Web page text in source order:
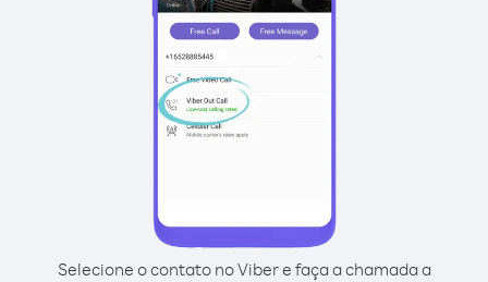
Selecione o contato no Viber e faça a chamada a